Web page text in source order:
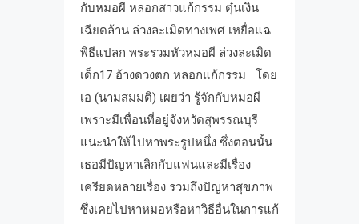
กับหมอผี หลอกสาวแก้กรรม ตุ๋นเงิน
เฉียดล้าน ล่วงละเมิดทางเพศ เหยื่อแฉ
พิธีแปลก พระรวมหัวหมอผี ล่วงละเมิด
เด็ก17 อ้างดวงตก หลอกแก้กรรม โดย
เอ (นามสมมติ) เผยว่า รู้จักกับหมอผี
เพราะมีเพื่อนที่อยู่จังหวัดสุพรรณบุรี
แนะนำให้ไปหาพระรูปหนึ่ง ซึ่งตอนนั้น
เธอมีปัญหาเลิกกับแฟนและมีเรื่อง
เครียดหลายเรื่อง รวมถึงปัญหาสุขภาพ
ซึ่งเคยไปหาหมอหรือหาวิธีอื่นในการแก้